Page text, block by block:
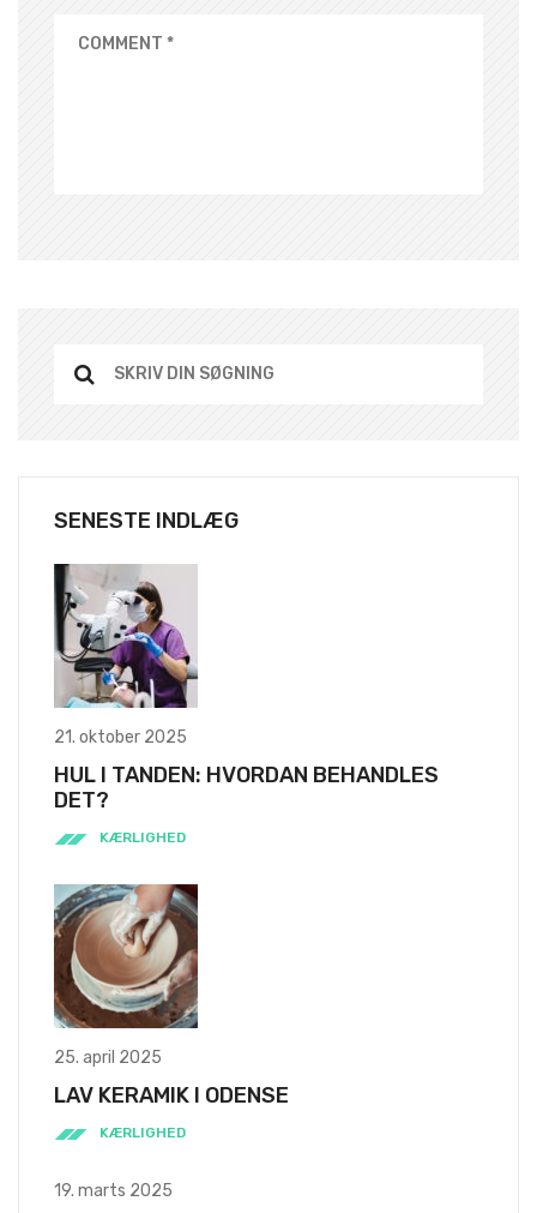
SENESTE INDLÆG
21. oktober 2025
HUL I TANDEN: HVORDAN BEHANDLES
DET?
KÆRLIGHED
25. april 2025
LAV KERAMIK I ODENSE
KÆRLIGHED
19. marts 2025